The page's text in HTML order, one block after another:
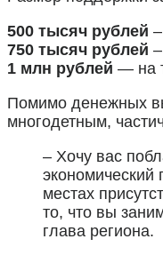
500 тысяч рублей
750 тысяч рублей
1 млн рублей — на
Помимо денежных
многодетным,
– Хочу вас
экономический
местах
то, что вы
глава региона.